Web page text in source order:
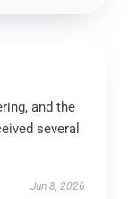
and the
several
Jun 8, 2026